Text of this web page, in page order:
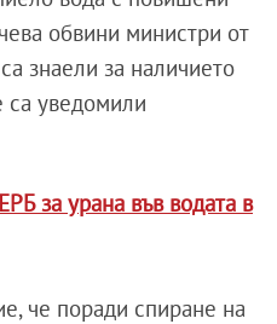
обвини министри от
знаели за наличието
са уведомили
за урана във водата в
че поради спиране на